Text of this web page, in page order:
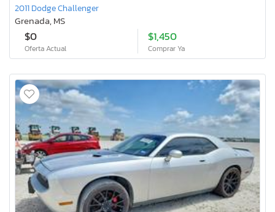
2011 Dodge Challenger
Grenada, MS
$0
Oferta Actual
$1,450
Comprar Ya